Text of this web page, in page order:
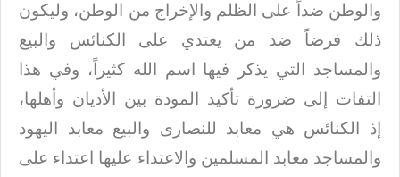
والوطن ضداً على الظلم والإخراج من
الوطن، وليكون
ذلك فرضاً ضد من يعتدي على الكنائس والبيع
والمساجد التي يذكر فيها
اسم الله كثيراً، وفي هذا
التفات إلى ضرورة تأكيد المودة بين الأديان وأهلها،
إذ
الكنائس هي معابد للنصارى والبيع معابد اليهود
والمساجد معابد المسلمين والاعتداء عليها اعتداء على